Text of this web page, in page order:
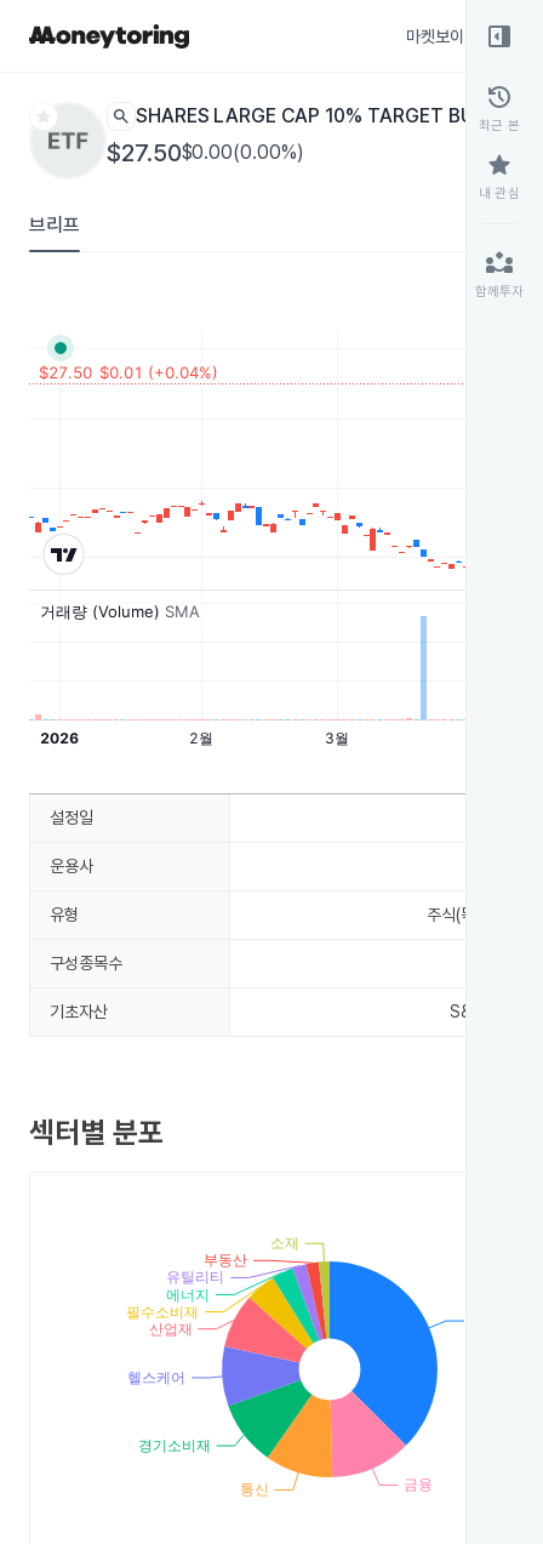
마켓보이스
star search ISHARES LARGE CAP 10% TARGET BUFFER -
$27.50$0.00(0.00%)
브리프
right_panel_open
history
최근 본
star
내 관심
partner_exchange
함께투자